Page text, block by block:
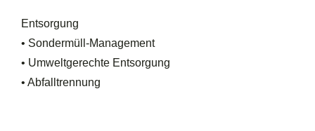
Entsorgung
• Sondermüll-Management
• Umweltgerechte Entsorgung
• Abfalltrennung